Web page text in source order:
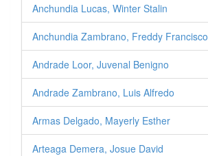
Anchundia Lucas, Winter Stalin
Anchundia Zambrano, Freddy Francisco
Andrade Loor, Juvenal Benigno
Andrade Zambrano, Luis Alfredo
Armas Delgado, Mayerly Esther
Arteaga Demera, Josue David